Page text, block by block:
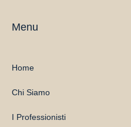
Menu
Home
Chi Siamo
I Professionisti